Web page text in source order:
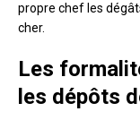
propre chef les
cher.
Les
les dépôts